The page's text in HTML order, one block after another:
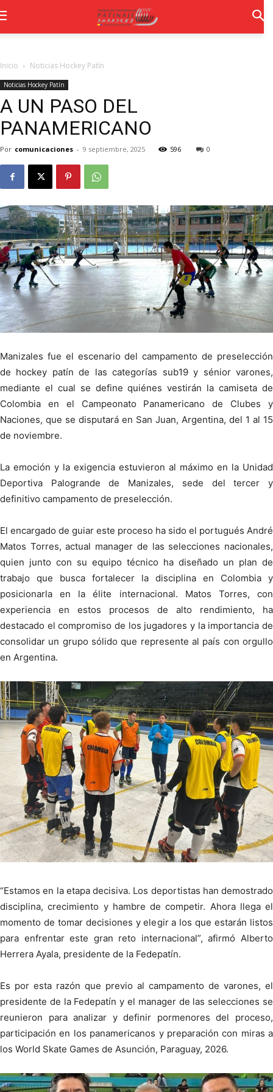
Inicio Noticias Hockey Patín
Noticias Hockey Patín
A UN PASO DEL
PANAMERICANO
Por comunicaciones - 9 septiembre, 2025 596 0
Manizales fue el escenario del campamento de preselección
de hockey patín de las categorías sub19 y sénior varones,
mediante el cual se define quiénes vestirán la camiseta de
Colombia en el Campeonato Panamericano de Clubes y
Naciones, que se disputará en San Juan, Argentina, del 1 al 15
de noviembre.
La emoción y la exigencia estuvieron al máximo en la Unidad
Deportiva Palogrande de Manizales, sede del tercer y
definitivo campamento de preselección.
El encargado de guiar este proceso ha sido el portugués André
Matos Torres, actual manager de las selecciones nacionales,
quien junto con su equipo técnico ha diseñado un plan de
trabajo que busca fortalecer la disciplina en Colombia y
posicionarla en la élite internacional. Matos Torres, con
experiencia en estos procesos de alto rendimiento, ha
destacado el compromiso de los jugadores y la importancia de
consolidar un grupo sólido que represente al país con orgullo
en Argentina.
“Estamos en la etapa decisiva. Los deportistas han demostrado
disciplina, crecimiento y hambre de competir. Ahora llega el
momento de tomar decisiones y elegir a los que estarán listos
para enfrentar este gran reto internacional”, afirmó Alberto
Herrera Ayala, presidente de la Fedepatín.
Es por esta razón que previo al campamento de varones, el
presidente de la Fedepatín y el manager de las selecciones se
reunieron para analizar y definir pormenores del proceso,
participación en los panamericanos y preparación con miras a
los World Skate Games de Asunción, Paraguay, 2026.